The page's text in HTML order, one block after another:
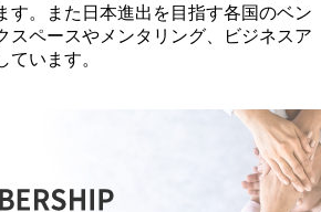
す。また日本進出を目指す各国のベン
スペースやメンタリング、ビジネスア
ています。